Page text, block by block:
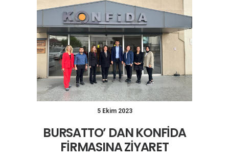
5 Ekim 2023
BURSATTO’ DAN KONFİDA
FİRMASINA ZİYARET